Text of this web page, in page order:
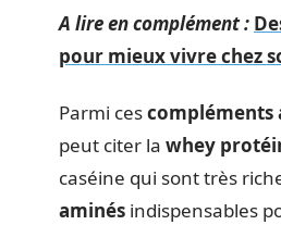
A lire en complément :
pour mieux vivre chez
Parmi cescompléments
peut citer la whey
caséine qui sont très
aminés indispensables